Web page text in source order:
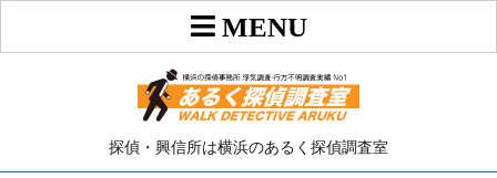
探偵・興信所は横浜のあるく探偵調査室